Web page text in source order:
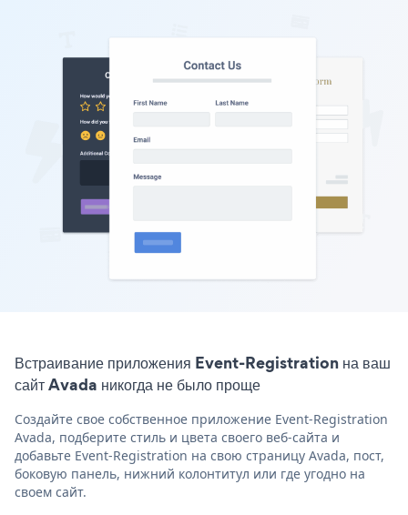
Встраивание приложения Event-Registration на ваш
сайт Avada никогда не было проще
Создайте свое собственное приложение Event-Registration
Avada, подберите стиль и цвета своего веб-сайта и
добавьте Event-Registration на свою страницу Avada, пост,
боковую панель, нижний колонтитул или где угодно на
своем сайт.